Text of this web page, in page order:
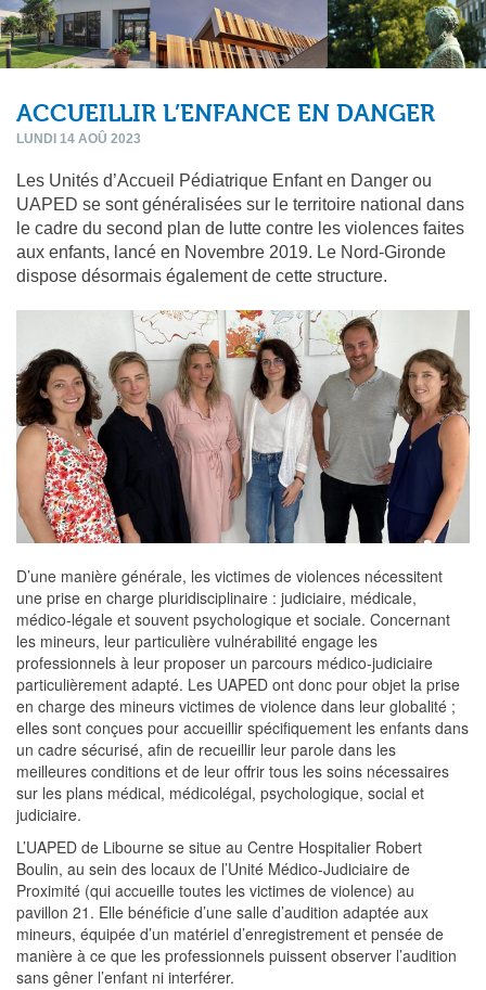
ACCUEILLIR L’ENFANCE EN DANGER
LUNDI 14 AOÛ 2023
Les Unités d’Accueil Pédiatrique Enfant en Danger ou
UAPED se sont généralisées sur le territoire national dans
le cadre du second plan de lutte contre les violences faites
aux enfants, lancé en Novembre 2019. Le Nord-Gironde
dispose désormais également de cette structure.
D’une manière générale, les victimes de violences nécessitent
une prise en charge pluridisciplinaire : judiciaire, médicale,
médico-légale et souvent psychologique et sociale. Concernant
les mineurs, leur particulière vulnérabilité engage les
professionnels à leur proposer un parcours médico-judiciaire
particulièrement adapté. Les UAPED ont donc pour objet la prise
en charge des mineurs victimes de violence dans leur globalité ;
elles sont conçues pour accueillir spécifiquement les enfants dans
un cadre sécurisé, afin de recueillir leur parole dans les
meilleures conditions et de leur offrir tous les soins nécessaires
sur les plans médical, médicolégal, psychologique, social et
judiciaire.
L’UAPED de Libourne se situe au Centre Hospitalier Robert
Boulin, au sein des locaux de l’Unité Médico-Judiciaire de
Proximité (qui accueille toutes les victimes de violence) au
pavillon 21. Elle bénéficie d’une salle d’audition adaptée aux
mineurs, équipée d’un matériel d’enregistrement et pensée de
manière à ce que les professionnels puissent observer l’audition
sans gêner l’enfant ni interférer.